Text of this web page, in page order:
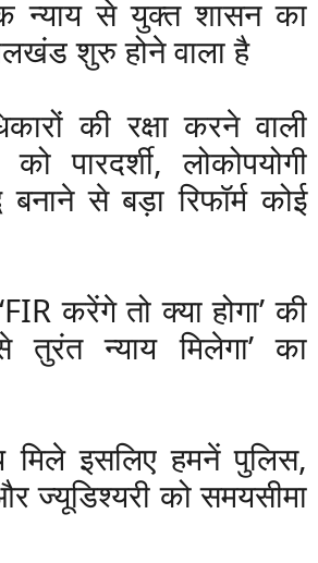
न्याय से युक्त शासन का
शुरु होने वाला है
की रक्षा करने वाली
पारदर्शी, लोकोपयोगी
से बड़ा रिफॉर्म कोई
करेंगे तो क्या होगा’ की
न्याय मिलेगा’ का
मिले इसलिए हमनें पुलिस,
ज्यूडिश्यरी को समयसीमा